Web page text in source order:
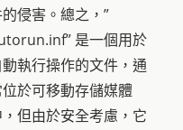
侵害。總之，”
是一個用於
動執行操作的文件，通
位於可移動存儲媒體
，但由於安全考慮，它